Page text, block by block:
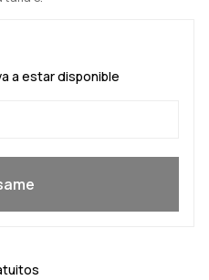
a estar disponible